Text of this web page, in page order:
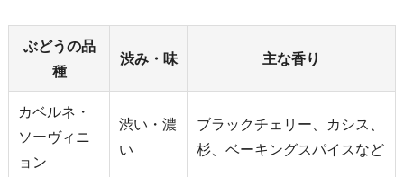
ぶどうの品
種
渋み・味 主な香り
カベルネ・
ソーヴィニ
ョン
渋い・濃
い
ブラックチェリー、カシス、
杉、ベーキングスパイスなど